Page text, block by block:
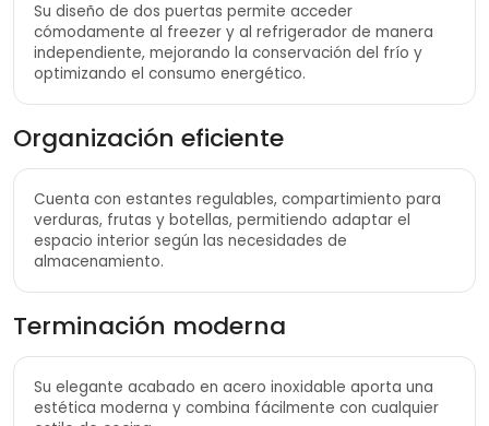
Su diseño de dos puertas permite acceder
cómodamente al freezer y al refrigerador de manera
independiente, mejorando la conservación del frío y
optimizando el consumo energético.
Organización eficiente
Cuenta con estantes regulables, compartimiento para
verduras, frutas y botellas, permitiendo adaptar el
espacio interior según las necesidades de
almacenamiento.
Terminación moderna
Su elegante acabado en acero inoxidable aporta una
estética moderna y combina fácilmente con cualquier